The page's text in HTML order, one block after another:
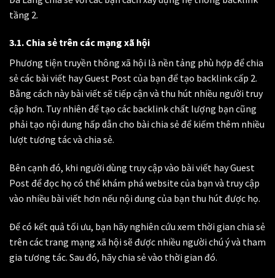
tầng 2.
3.1. Chia sẻ trên các mạng xã hội
Phương tiện truyền thông xã hội là nền tảng phù hợp để chia
sẻ các bài viết hay Guest Post của bạn để tạo backlink cấp 2.
Bằng cách này bài viết sẽ tiếp cận và thu hút nhiều người truy
cập hơn. Tuy nhiên để tạo các backlink chất lượng bạn cũng
phải tạo nội dung hấp dẫn cho bài chia sẻ để kiếm thêm nhiều
lượt tương tác và chia sẻ.
Bên cạnh đó, khi người dùng truy cập vào bài viết hay Guest
Post để đọc họ có thể khám phá website của bạn và truy cập
vào nhiều bài viết hơn nếu nội dung của bạn thu hút được họ.
Để có kết quả tối ưu, bạn hãy nghiên cứu xem thời gian chia sẻ
trên các trang mạng xã hội sẽ được nhiều người chú ý và tham
gia tương tác. Sau đó, hãy chia sẻ vào thời gian đó.